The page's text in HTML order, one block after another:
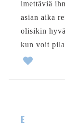
imettäviä
asian aika
olisikin
kun voit
E